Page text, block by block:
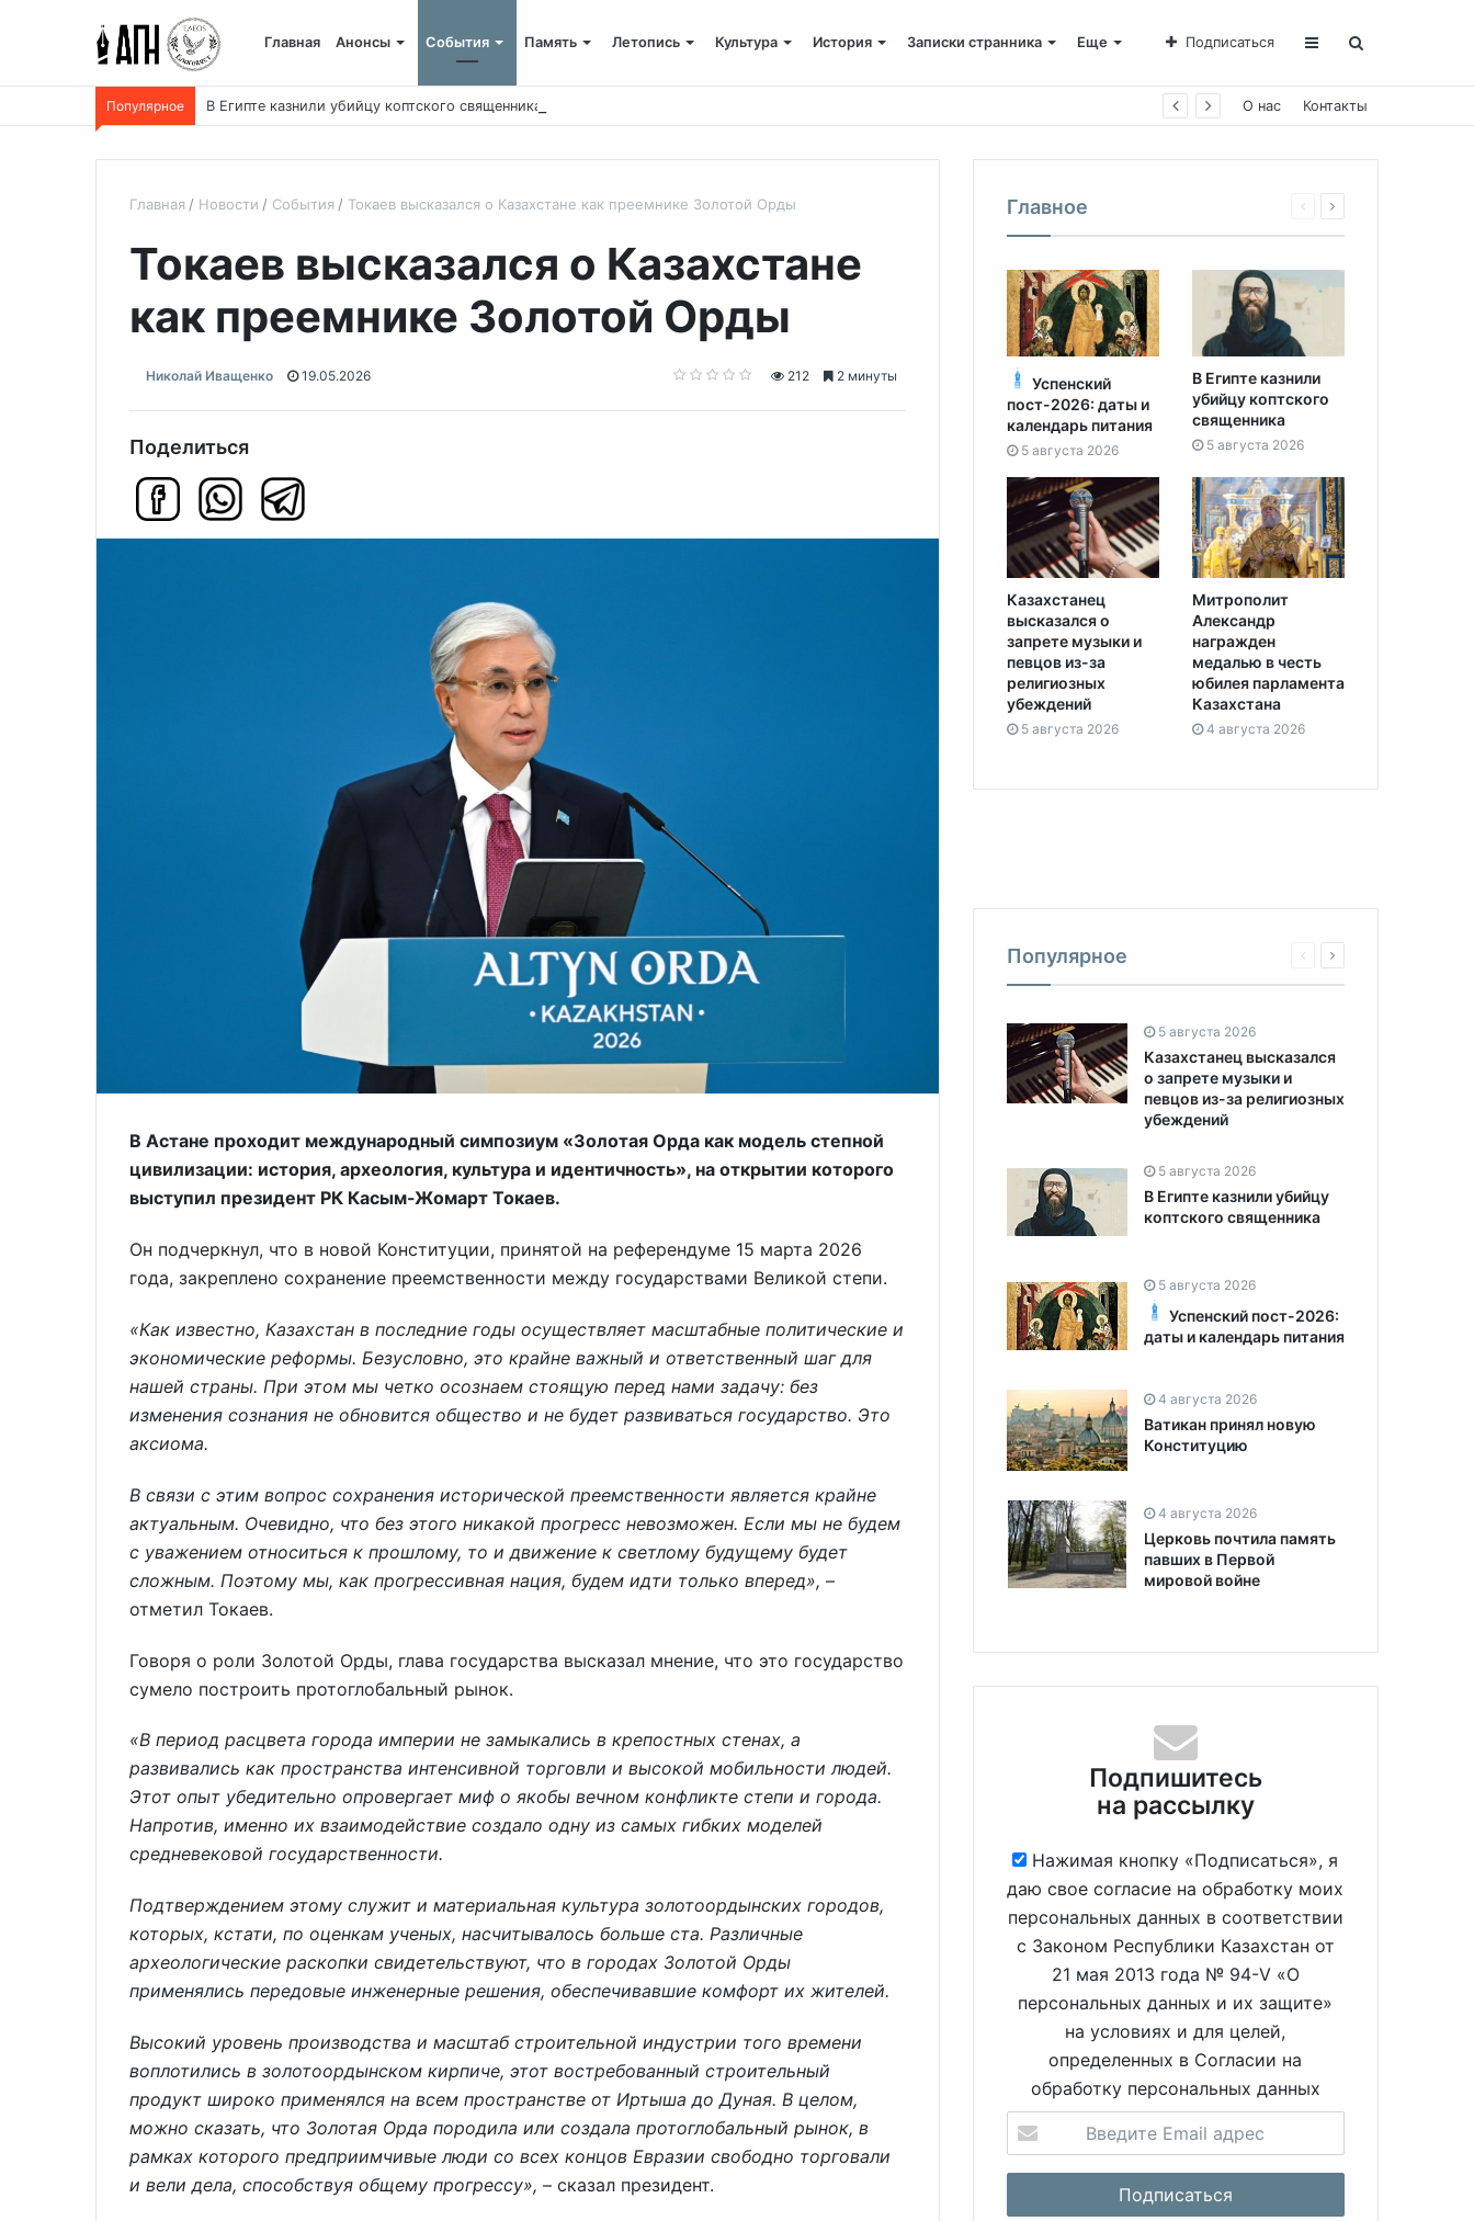
Главная Анонсы События Память Летопись Культура История Записки странника Еще Подписаться
Популярное В Египте казнили убийцу коптского священника О нас Контакты
Главная Новости События Токаев высказался о Казахстане как преемнике Золотой Орды
Токаев высказался о Казахстане
как преемнике Золотой Орды
Николай Иващенко 19.05.2026 212 2 минуты
Поделиться
В Астане проходит международный симпозиум «Золотая Орда как модель степной
цивилизации: история, археология, культура и идентичность», на открытии которого
выступил президент РК Касым-Жомарт Токаев.
Он подчеркнул, что в новой Конституции, принятой на референдуме 15 марта 2026
года, закреплено сохранение преемственности между государствами Великой степи.
«Как известно, Казахстан в последние годы осуществляет масштабные политические и
экономические реформы. Безусловно, это крайне важный и ответственный шаг для
нашей страны. При этом мы четко осознаем стоящую перед нами задачу: без
изменения сознания не обновится общество и не будет развиваться государство. Это
аксиома.
В связи с этим вопрос сохранения исторической преемственности является крайне
актуальным. Очевидно, что без этого никакой прогресс невозможен. Если мы не будем
с уважением относиться к прошлому, то и движение к светлому будущему будет
сложным. Поэтому мы, как прогрессивная нация, будем идти только вперед», –
отметил Токаев.
Говоря о роли Золотой Орды, глава государства высказал мнение, что это государство
сумело построить протоглобальный рынок.
«В период расцвета города империи не замыкались в крепостных стенах, а
развивались как пространства интенсивной торговли и высокой мобильности людей.
Этот опыт убедительно опровергает миф о якобы вечном конфликте степи и города.
Напротив, именно их взаимодействие создало одну из самых гибких моделей
средневековой государственности.
Подтверждением этому служит и материальная культура золотоордынских городов,
которых, кстати, по оценкам ученых, насчитывалось больше ста. Различные
археологические раскопки свидетельствуют, что в городах Золотой Орды
применялись передовые инженерные решения, обеспечивавшие комфорт их жителей.
Высокий уровень производства и масштаб строительной индустрии того времени
воплотились в золотоордынском кирпиче, этот востребованный строительный
продукт широко применялся на всем пространстве от Иртыша до Дуная. В целом,
можно сказать, что Золотая Орда породила или создала протоглобальный рынок, в
рамках которого предприимчивые люди со всех концов Евразии свободно торговали
и вели дела, способствуя общему прогрессу», – сказал президент.
Главное
Успенский
пост-2026: даты и
календарь питания
5 августа 2026
В Египте казнили
убийцу коптского
священника
5 августа 2026
Казахстанец
высказался о
запрете музыки и
певцов из-за
религиозных
убеждений
5 августа 2026
Митрополит
Александр
награжден
медалью в честь
юбилея парламента
Казахстана
4 августа 2026
Популярное
5 августа 2026
Казахстанец высказался
о запрете музыки и
певцов из-за религиозных
убеждений
5 августа 2026
В Египте казнили убийцу
коптского священника
5 августа 2026
Успенский пост-2026:
даты и календарь питания
4 августа 2026
Ватикан принял новую
Конституцию
4 августа 2026
Церковь почтила память
павших в Первой
мировой войне
Подпишитесь
на рассылку
Нажимая кнопку «Подписаться», я
даю свое согласие на обработку моих
персональных данных в соответствии
с Законом Республики Казахстан от
21 мая 2013 года № 94-V «О
персональных данных и их защите»
на условиях и для целей,
определенных в Согласии на
обработку персональных данных